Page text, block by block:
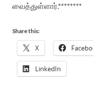
வைத்துள்ளார்.********
Share this:
X
LinkedIn